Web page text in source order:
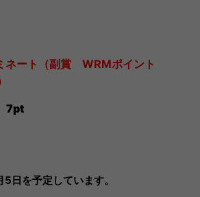
ネート（副賞 WRMポイント
7pt
日を予定しています。